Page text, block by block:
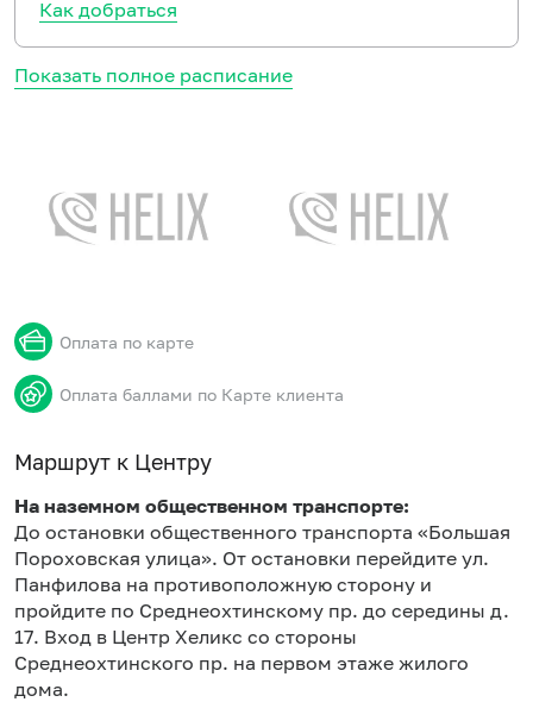
Показать полное расписание
Оплата по карте
Оплата баллами по Карте клиента
Маршрут к Центру
На наземном общественном транспорте:
До остановки общественного транспорта «Большая
Пороховская улица». От остановки перейдите ул.
Панфилова на противоположную сторону и
пройдите по Среднеохтинскому пр. до середины д.
17. Вход в Центр Хеликс со стороны
Среднеохтинского пр. на первом этаже жилого
дома.
Как добраться